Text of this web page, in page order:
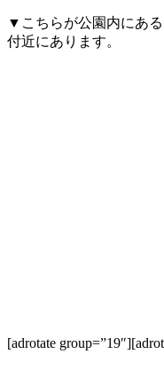
▼こちらが公園内にあ
付近にあります。
[adrotate